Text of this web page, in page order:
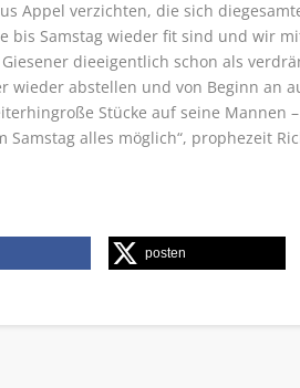
Appel verzichten, die sich
bis Samstag wieder fit sind und wir
dieeigentlich schon als
abstellen und von Beginn an
Stücke auf seine
Samstag alles möglich“, prophezeit
posten